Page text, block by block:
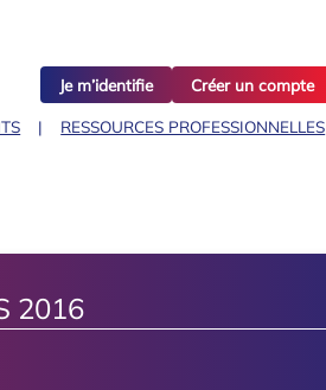
Je m’identifie Créer un compte
RESSOURCES PROFESSIONNELLES
2016